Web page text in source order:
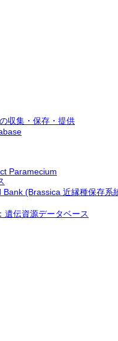
収集・保存・提供
Paramecium
Bank (Brassica 近縁種保存系
遺伝資源データベース